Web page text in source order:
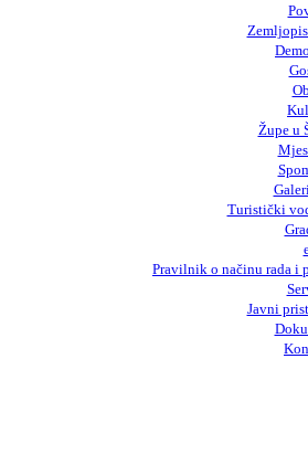
Župe u
Turistički
Pravilnik o načinu rada i
Javni